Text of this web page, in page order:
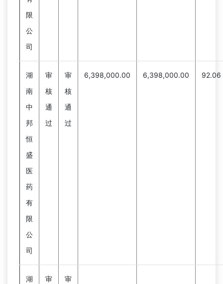
限
公
司
湖
南
中
邦
恒
盛
医
药
有
限
公
司
审
核
通
过
审
核
通
过
6,398,000.00 6,398,000.00 92.06
湖
审
审